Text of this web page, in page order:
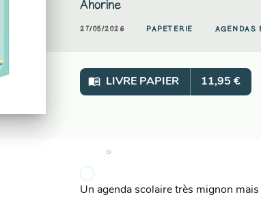
Ahorine
27/05/2026 PAPETERIE AGENDAS
menu_book LIVRE PAPIER 11,95 €
Un agenda scolaire très mignon